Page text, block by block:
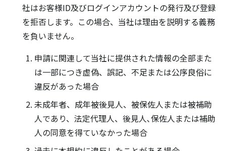
社はお客様ID及びログインアカウントの発行及び登録
を拒否します。この場合、当社は理由を説明する義務
を負いません。
申請に関連して当社に提供された情報の全部また
は一部につき虚偽、誤記、不足または公序良俗に
違反があった場合
未成年者、成年被後見人、被保佐人または被補助
人であり、法定代理人、後見人､保佐人または補助
人の同意を得ていなかった場合